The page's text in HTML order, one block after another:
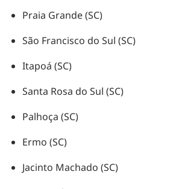
Praia Grande (SC)
São Francisco do Sul (SC)
Itapoá (SC)
Santa Rosa do Sul (SC)
Palhoça (SC)
Ermo (SC)
Jacinto Machado (SC)